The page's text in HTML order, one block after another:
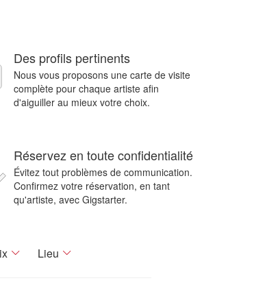
Des profils pertinents
Nous vous proposons une carte de visite
complète pour chaque artiste afin
d'aiguiller au mieux votre choix.
Réservez en toute confidentialité
Évitez tout problèmes de communication.
Confirmez votre réservation, en tant
qu'artiste, avec Gigstarter.
Lieu